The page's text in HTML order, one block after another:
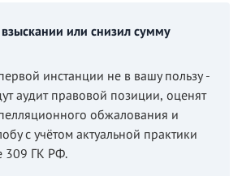
или снизил сумму
инстанции не в вашу пользу -
аудит правовой позиции, оценят
обжалования и
с учётом актуальной практики
309 ГК РФ.